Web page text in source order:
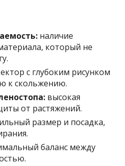
наличие
который не
с глубоким рисунком
к скольжению.
высокая
от растяжений.
размер и посадка,
баланс между